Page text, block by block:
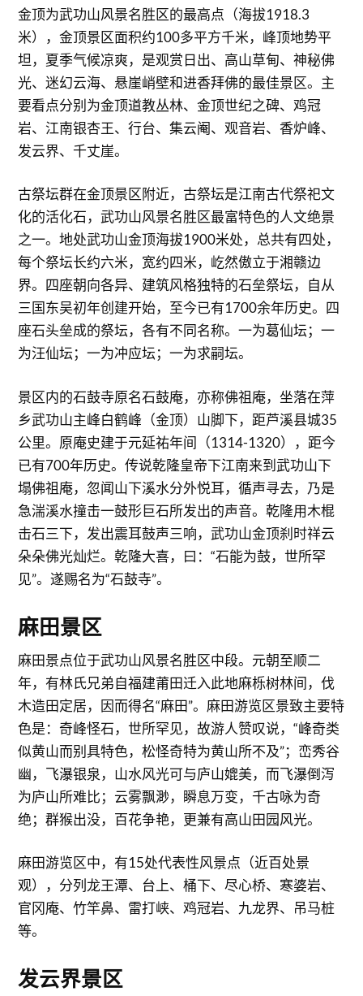
金顶为武功山风景名胜区的最高点（海拔1918.3
米），金顶景区面积约100多平方千米，峰顶地势平
坦，夏季气候凉爽，是观赏日出、高山草甸、神秘佛
光、迷幻云海、悬崖峭壁和进香拜佛的最佳景区。主
要看点分别为金顶道教丛林、金顶世纪之碑、鸡冠
岩、江南银杏王、行台、集云阉、观音岩、香炉峰、
发云界、千丈崖。
古祭坛群在金顶景区附近，古祭坛是江南古代祭祀文
化的活化石，武功山风景名胜区最富特色的人文绝景
之一。地处武功山金顶海拔1900米处，总共有四处，
每个祭坛长约六米，宽约四米，屹然傲立于湘赣边
界。四座朝向各异、建筑风格独特的石垒祭坛，自从
三国东吴初年创建开始，至今已有1700余年历史。四
座石头垒成的祭坛，各有不同名称。一为葛仙坛；一
为汪仙坛；一为冲应坛；一为求嗣坛。
景区内的石鼓寺原名石鼓庵，亦称佛祖庵，坐落在萍
乡武功山主峰白鹤峰（金顶）山脚下，距芦溪县城35
公里。原庵史建于元延祐年间（1314-1320），距今
已有700年历史。传说乾隆皇帝下江南来到武功山下
塌佛祖庵，忽闻山下溪水分外悦耳，循声寻去，乃是
急湍溪水撞击一鼓形巨石所发出的声音。乾隆用木棍
击石三下，发出震耳鼓声三响，武功山金顶刹时祥云
朵朵佛光灿烂。乾隆大喜，曰：“石能为鼓，世所罕
见”。遂赐名为“石鼓寺”。
麻田景区
麻田景点位于武功山风景名胜区中段。元朝至顺二
年，有林氏兄弟自福建莆田迁入此地麻栎树林间，伐
木造田定居，因而得名“麻田”。麻田游览区景致主要特
色是：奇峰怪石，世所罕见，故游人赞叹说，“峰奇类
似黄山而别具特色，松怪奇特为黄山所不及”；峦秀谷
幽，飞瀑银泉，山水风光可与庐山媲美，而飞瀑倒泻
为庐山所难比；云雾飘渺，瞬息万变，千古咏为奇
绝；群猴出没，百花争艳，更兼有高山田园风光。
麻田游览区中，有15处代表性风景点（近百处景
观），分列龙王潭、台上、桶下、尽心桥、寒婆岩、
官冈庵、竹竿鼻、雷打峡、鸡冠岩、九龙界、吊马桩
等。
发云界景区